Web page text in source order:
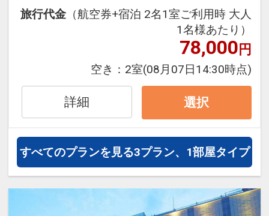
にも最適！
旅行期間中の1泊だけの宿泊や延
泊・飛び泊なども自由自在です。
フライトは、安心のJAL（または
JALグループ）確約！フライトマイ
ル50%貯まります。
オプションでレンタカーや現地交
通・体験プランなどの追加（同時予
約）が可能なプランもございます。
【朝食内容】
旅行代金 （航空券+宿泊 2名1室ご利用時 大人
1名様あたり）
78,000円
空き： 2室(08月07日14:30時点)
詳細 選択
すべてのプランを見る3プラン、1部屋タイプ